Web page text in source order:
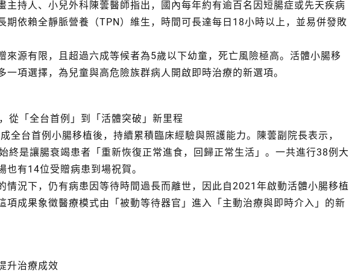
主持人、小兒外科陳蕓醫師指出，國內每年約有逾百名因短腸症或先天疾病
期依賴全靜脈營養（TPN）維生，時間可長達每日18小時以上，並易併發敗
來源有限，且超過六成等候者為5歲以下幼童，死亡風險極高。活體小腸移
一項選擇，為兒童與高危險族群病人開啟即時治療的新選項。
從「全台首例」到「活體突破」新里程
全台首例小腸移植後，持續累積臨床經驗與照護能力。陳蕓副院長表示，
終是讓腸衰竭患者「重新恢復正常進食，回歸正常生活」。一共進行38例大
也有14位受贈病患到場祝賀。
情況下，仍有病患因等待時間過長而離世，因此自2021年啟動活體小腸移植
項成果象徵醫療模式由「被動等待器官」進入「主動治療與即時介入」的新
升治療成效